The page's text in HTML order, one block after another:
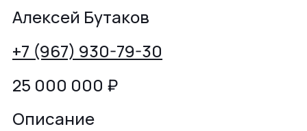
Алексей Бутаков
+7 (967) 930-79-30
25 000 000 ₽
Описание